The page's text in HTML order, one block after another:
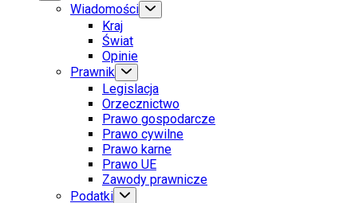
Wiadomości
Kraj
Świat
Opinie
Prawnik
Legislacja
Orzecznictwo
Prawo gospodarcze
Prawo cywilne
Prawo karne
Prawo UE
Zawody prawnicze
Podatki